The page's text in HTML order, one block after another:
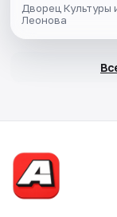
Дворец Культуры
Леонова